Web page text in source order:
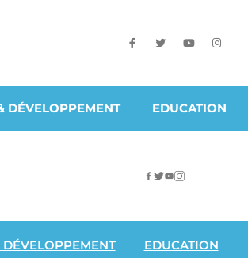
DÉVELOPPEMENT EDUCATION
DÉVELOPPEMENT EDUCATION